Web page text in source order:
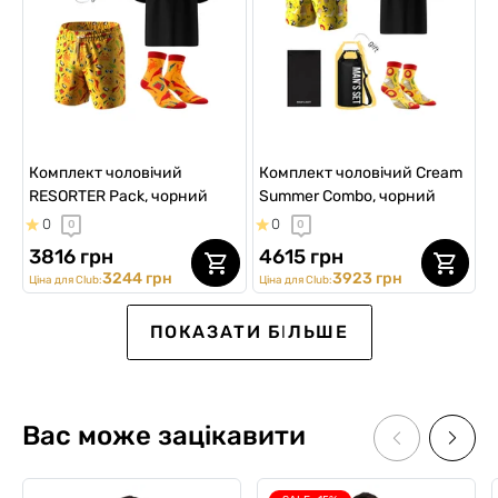
Комплект чоловічий
RESORTER Pack, чорний
0 0
3816 грн
Ціна для Club:3244 грн
Комплект чоловічий Cream
Summer Combo, чорний
0 0
4615 грн
Ціна для Club:3923 грн
SALE -30%
ПОКАЗАТИ БІЛЬШЕ
Вас може зацікавити